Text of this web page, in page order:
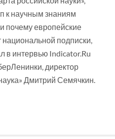
к научным знаниям
почему европейские
подписки,
в интервью Indicator.Ru
директор
Дмитрий Семячкин.